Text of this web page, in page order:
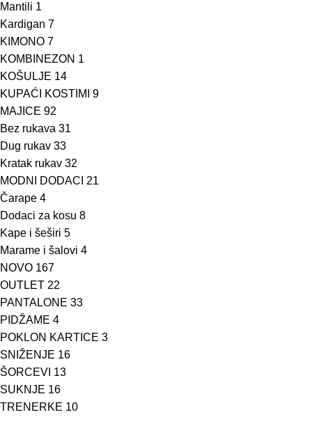
Mantili 1
Kardigan 7
KIMONO 7
KOMBINEZON 1
KOŠULJE 14
KUPAĆI KOSTIMI 9
MAJICE 92
Bez rukava 31
Dug rukav 33
Kratak rukav 32
MODNI DODACI 21
Čarape 4
Dodaci za kosu 8
Kape i šeširi 5
Marame i šalovi 4
NOVO 167
OUTLET 22
PANTALONE 33
PIDŽAME 4
POKLON KARTICE 3
SNIŽENJE 16
ŠORCEVI 13
SUKNJE 16
TRENERKE 10